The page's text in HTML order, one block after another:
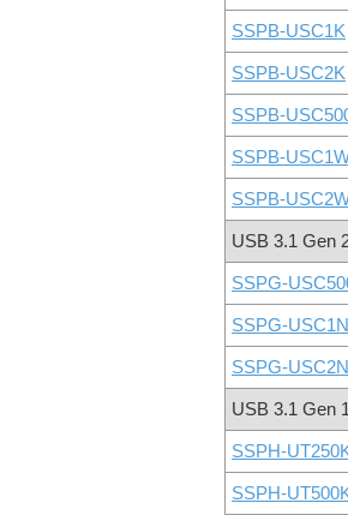
SSPB-USC1K
SSPB-USC2K
SSPB-
SSPB-
SSPB-
USB 3.1 Gen
SSPG-
SSPG-
SSPG-
USB 3.1 Gen
SSPH-
SSPH-